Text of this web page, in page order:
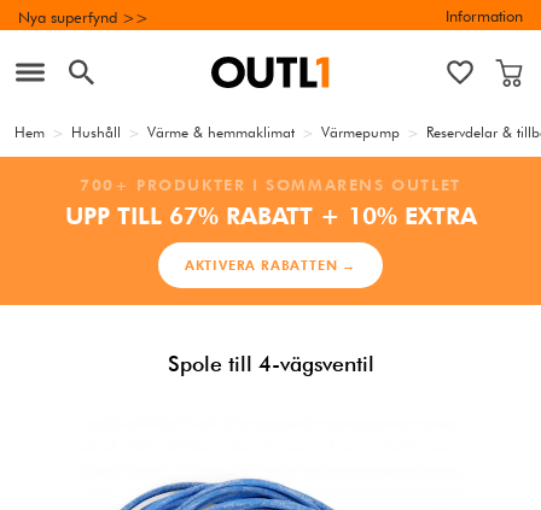
Nya superfynd >> Information
Hem > Hushåll > Värme & hemmaklimat > Värmepump > Reservdelar &
700+ PRODUKTER I SOMMARENS OUTLET
UPP TILL 67% RABATT + 10% EXTRA
AKTIVERA RABATTEN →
Spole till 4-vägsventil